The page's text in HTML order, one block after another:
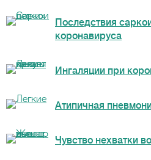
Последствия
коронавируса
Ингаляции при
Атипичная
Чувство нехватки